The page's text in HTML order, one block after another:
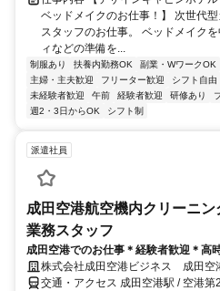
ベッドメイクのお仕事！】 次世代
スタッフのお仕事。 ベッドメイク
ィなどの準備を...
制服あり 扶養内勤務OK 副業・WワークOK
主婦・主夫歓迎
フリーター歓迎 シフト自由
未経験者歓迎
午前 経験者歓迎 研修あり
週2・3日からOK
シフト制
派遣社員
成田空港航空機内クリーニ
業務スタッフ
成田空港でのお仕事＊経験者歓迎＊高
株式会社成田空港ビジネス 成田空
交通・アクセス 成田空港駅 / 空港第